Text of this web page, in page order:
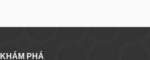
KHÁM PHÁ